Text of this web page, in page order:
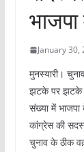
January 30,
मुनस्यारी।
झटके पर झटके
संख्या में भाजपा
कांग्रेस की
चुनाव के ठीक